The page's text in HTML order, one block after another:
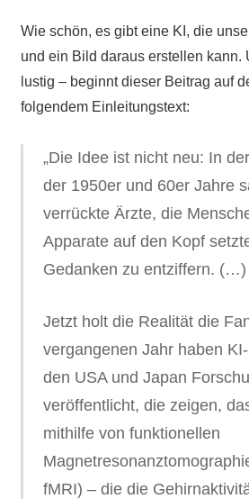
Wie schön, es gibt eine KI, die
und ein Bild daraus erstellen kann.
lustig – beginnt dieser Beitrag auf
folgendem Einleitungstext:
„Die Idee ist nicht neu: In
der 1950er und 60er Jahre
verrückte Ärzte, die
Apparate auf den Kopf
Gedanken zu entziffern. (…)
Jetzt holt die Realität die
vergangenen Jahr haben
den USA und Japan
veröffentlicht, die zeigen,
mithilfe von funktionellen
fMRI) – die die